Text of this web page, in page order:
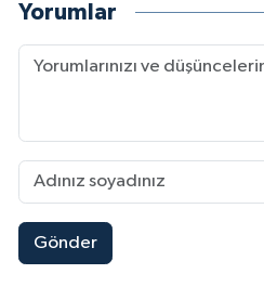
Yorumlar
Gönder